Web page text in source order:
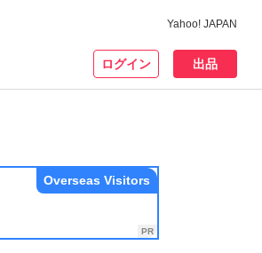
Yahoo! JAPAN
ログイン 出品
Overseas Visitors